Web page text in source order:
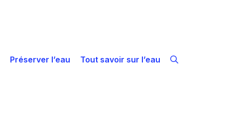
Préserver l’eau Tout savoir sur l’eau